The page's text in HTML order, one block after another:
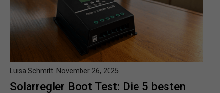
Solarregler Boot Test: Die 5 besten
Luisa Schmitt November 26, 2025